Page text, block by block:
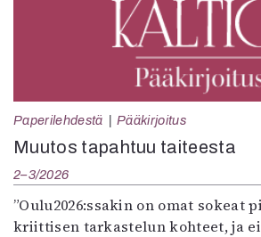
Paperilehdestä Pääkirjoitus
Muutos tapahtuu taiteesta
2–3/2026
”Oulu2026:ssakin on omat sokeat
kriittisen tarkastelun kohteet, ja